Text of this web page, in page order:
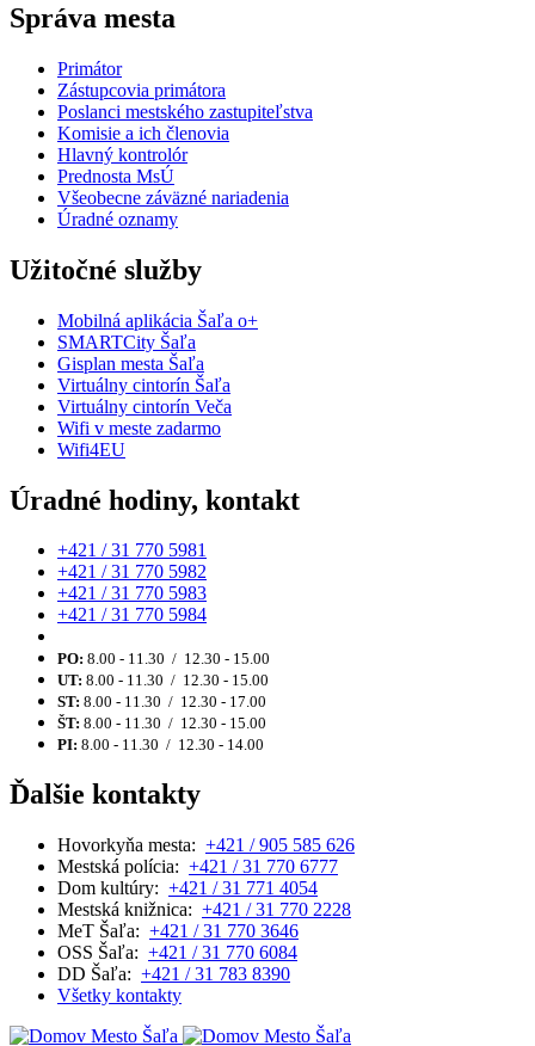
Správa mesta
Primátor
Zástupcovia primátora
Poslanci mestského zastupiteľstva
Komisie a ich členovia
Hlavný kontrolór
Prednosta MsÚ
Všeobecne záväzné nariadenia
Úradné oznamy
Užitočné služby
Mobilná aplikácia Šaľa o+
SMARTCity Šaľa
Gisplan mesta Šaľa
Virtuálny cintorín Šaľa
Virtuálny cintorín Veča
Wifi v meste zadarmo
Wifi4EU
Úradné hodiny, kontakt
+421 / 31 770 5981
+421 / 31 770 5982
+421 / 31 770 5983
+421 / 31 770 5984
PO: 8.00 - 11.30 / 12.30 - 15.00
UT: 8.00 - 11.30 / 12.30 - 15.00
ST: 8.00 - 11.30 / 12.30 - 17.00
ŠT: 8.00 - 11.30 / 12.30 - 15.00
PI: 8.00 - 11.30 / 12.30 - 14.00
Ďalšie kontakty
Hovorkyňa mesta: +421 / 905 585 626
Mestská polícia: +421 / 31 770 6777
Dom kultúry: +421 / 31 771 4054
Mestská knižnica: +421 / 31 770 2228
MeT Šaľa: +421 / 31 770 3646
OSS Šaľa: +421 / 31 770 6084
DD Šaľa: +421 / 31 783 8390
Všetky kontakty